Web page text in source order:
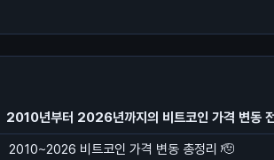
2010년부터 2026년까지의 비트코인 가격 변동
2010~2026 비트코인 가격 변동 총정리 🫡